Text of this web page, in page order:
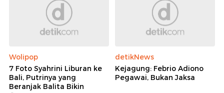
Wolipop
7 Foto Syahrini Liburan ke
Bali, Putrinya yang
Beranjak Balita Bikin
detikNews
Kejagung: Febrio Adiono
Pegawai, Bukan Jaksa